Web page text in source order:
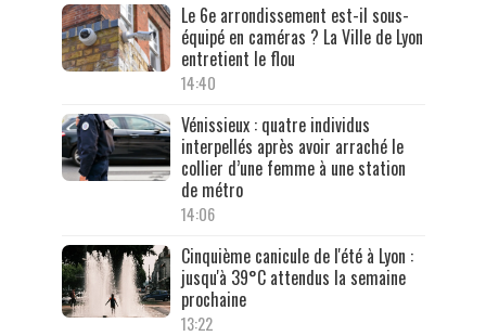
Le 6e arrondissement est-il sous-
équipé en caméras ? La Ville de Lyon
entretient le flou
14:40
Vénissieux : quatre individus
interpellés après avoir arraché le
collier d’une femme à une station
de métro
14:06
Cinquième canicule de l'été à Lyon :
jusqu'à 39°C attendus la semaine
prochaine
13:22